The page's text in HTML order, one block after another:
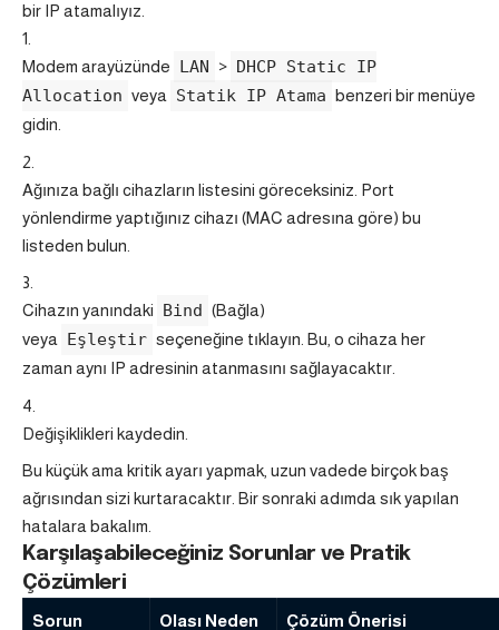
bir IP atamalıyız.
Modem arayüzünde LAN > DHCP Static IP
Allocation veya Statik IP Atama benzeri bir menüye
gidin.
Ağınıza bağlı cihazların listesini göreceksiniz. Port
yönlendirme yaptığınız cihazı (MAC adresına göre) bu
listeden bulun.
Cihazın yanındaki Bind (Bağla)
veya Eşleştir seçeneğine tıklayın. Bu, o cihaza her
zaman aynı IP adresinin atanmasını sağlayacaktır.
Değişiklikleri kaydedin.
Bu küçük ama kritik ayarı yapmak, uzun vadede birçok baş
ağrısından sizi kurtaracaktır. Bir sonraki adımda sık yapılan
hatalara bakalım.
Karşılaşabileceğiniz Sorunlar ve Pratik
Çözümleri
Sorun Olası Neden Çözüm Önerisi